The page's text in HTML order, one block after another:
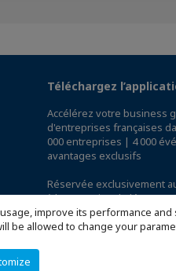
improve its performance
be allowed to change your
Téléchargez
Accélérez votre business
d'entreprises françaises
000 entreprises | 4 000
avantages exclusifs
Réservée exclusivement
à l'International,